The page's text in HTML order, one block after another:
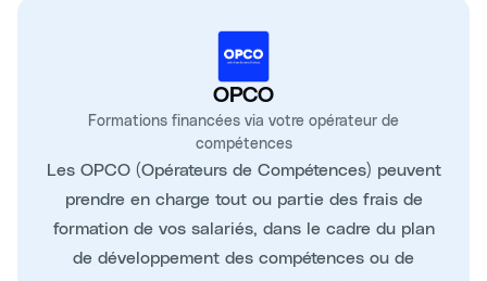
OPCO
Formations financées via votre opérateur de
compétences
Les OPCO (Opérateurs de Compétences) peuvent
prendre en charge tout ou partie des frais de
formation de vos salariés, dans le cadre du plan
de développement des compétences ou de